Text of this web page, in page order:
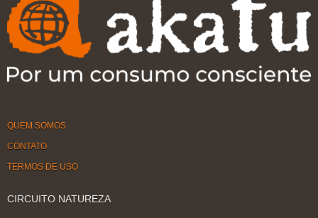
QUEM SOMOS
CONTATO
TERMOS DE USO
CIRCUITO NATUREZA